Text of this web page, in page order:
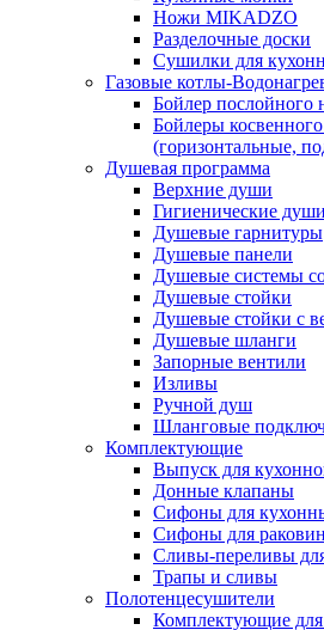
Ножи MIKADZO
Разделочные доски
Сушилки для
Газовые котлы-
Бойлер послойного
Бойлеры
(горизонтальные,
Душевая программа
Верхние души
Гигиенические души
Душевые гарнитуры
Душевые панели
Душевые системы
Душевые стойки
Душевые стойки с
Душевые шланги
Запорные вентили
Изливы
Ручной душ
Шланговые
Комплектующие
Выпуск для
Донные клапаны
Сифоны для
Сифоны для раковин
Сливы-переливы
Трапы и сливы
Полотенцесушители
Комплектующие